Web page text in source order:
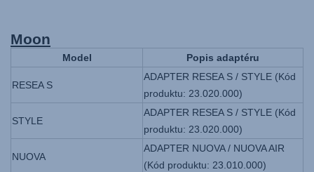
Moon
Model Popis adaptéru
RESEA S
ADAPTER RESEA S / STYLE (Kód
produktu: 23.020.000)
STYLE
ADAPTER RESEA S / STYLE (Kód
produktu: 23.020.000)
NUOVA
ADAPTER NUOVA / NUOVA AIR
(Kód produktu: 23.010.000)